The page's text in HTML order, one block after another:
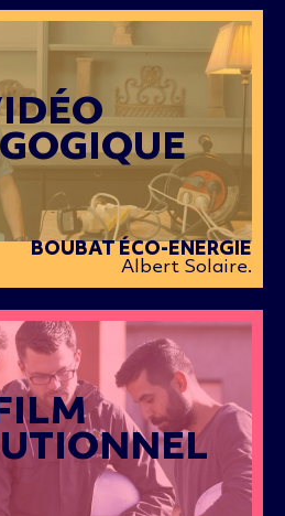
BOUBAT ÉCO-ENERGIE
Albert Solaire.